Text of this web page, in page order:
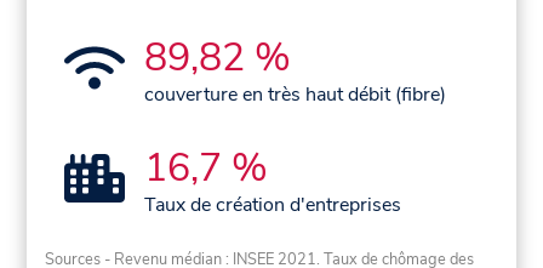
89,82 %
couverture en très haut débit (fibre)
16,7 %
Taux de création d'entreprises
Sources - Revenu médian : INSEE 2021. Taux de chômage des